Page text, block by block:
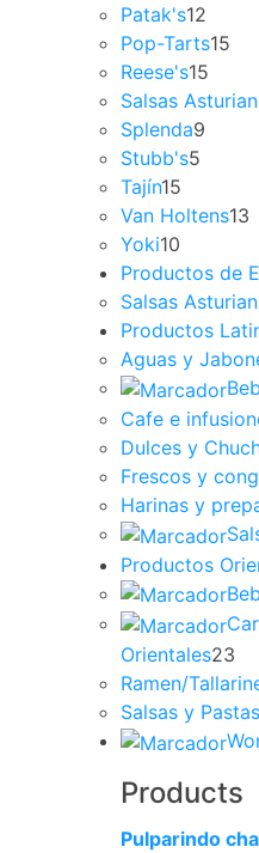
Patak's12
Pop-Tarts15
Reese's15
Salsas
Splenda9
Stubb's5
Tajín15
Van Holtens13
Yoki10
Productos de
Salsas
Productos
Aguas y
Cafe e
Dulces y
Frescos y
Harinas y
Productos
Orientales23
Ramen/
Salsas y
Products
Pulparindo